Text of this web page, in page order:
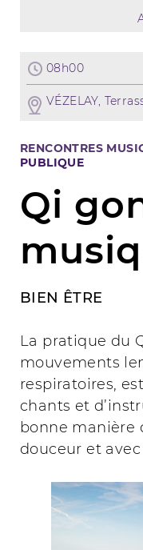
08h00
VÉZELAY,
RENCONTRES
PUBLIQUE
Qi
BIEN ÊTRE
La pratique du
mouvements
respiratoires,
chants et
bonne manière
douceur et